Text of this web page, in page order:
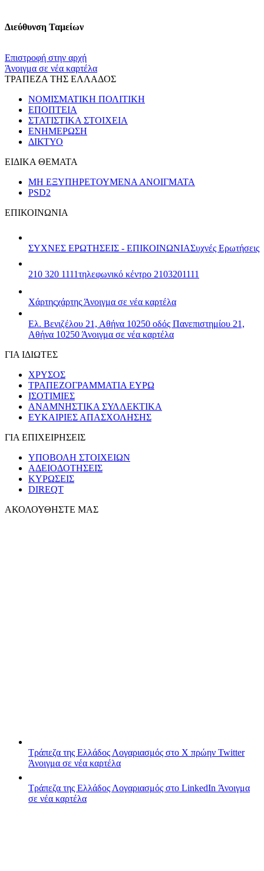
Διεύθυνση Ταμείων
Επιστροφή στην αρχή
Άνοιγμα σε νέα καρτέλα
ΤΡΑΠΕΖΑ ΤΗΣ ΕΛΛΑΔΟΣ
ΝΟΜΙΣΜΑΤΙΚΗ ΠΟΛΙΤΙΚΗ
ΕΠΟΠΤΕΙΑ
ΣΤΑΤΙΣΤΙΚΑ ΣΤΟΙΧΕΙΑ
ΕΝΗΜΕΡΩΣΗ
ΔΙΚΤΥΟ
ΕΙΔΙΚΑ ΘΕΜΑΤΑ
ΜΗ ΕΞΥΠΗΡΕΤΟΥΜΕΝΑ ΑΝΟΙΓΜΑΤΑ
PSD2
ΕΠΙΚΟΙΝΩΝΙΑ
ΣΥΧΝΕΣ ΕΡΩΤΗΣΕΙΣ - ΕΠΙΚΟΙΝΩΝΙΑΣυχνές Ερωτήσεις
210 320 1111τηλεφωνικό κέντρο 2103201111
Χάρτηςχάρτης Άνοιγμα σε νέα καρτέλα
Ελ. Βενιζέλου 21, Αθήνα 10250 οδός Πανεπιστημίου 21,
Αθήνα 10250 Άνοιγμα σε νέα καρτέλα
ΓΙΑ ΙΔΙΩΤΕΣ
ΧΡΥΣΟΣ
ΤΡΑΠΕΖΟΓΡΑΜΜΑΤΙΑ ΕΥΡΩ
ΙΣΟΤΙΜΙΕΣ
ΑΝΑΜΝΗΣΤΙΚΑ ΣΥΛΛΕΚΤΙΚΑ
ΕΥΚΑΙΡΙΕΣ ΑΠΑΣΧΟΛΗΣΗΣ
ΓΙΑ ΕΠΙΧΕΙΡΗΣΕΙΣ
ΥΠΟΒΟΛΗ ΣΤΟΙΧΕΙΩΝ
ΑΔΕΙΟΔΟΤΗΣΕΙΣ
ΚΥΡΩΣΕΙΣ
DIREQT
ΑΚΟΛΟΥΘΗΣΤΕ ΜΑΣ
Τράπεζα της Ελλάδος Λογαριασμός στο X πρώην Twitter
Άνοιγμα σε νέα καρτέλα
Τράπεζα της Ελλάδος Λογαριασμός στο LinkedIn Άνοιγμα
σε νέα καρτέλα